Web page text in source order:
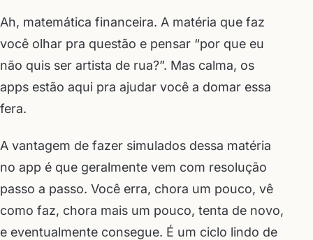
Ah, matemática financeira. A matéria que faz
você olhar pra questão e pensar “por que eu
não quis ser artista de rua?”. Mas calma, os
apps estão aqui pra ajudar você a domar essa
fera.
A vantagem de fazer simulados dessa matéria
no app é que geralmente vem com resolução
passo a passo. Você erra, chora um pouco, vê
como faz, chora mais um pouco, tenta de novo,
e eventualmente consegue. É um ciclo lindo de